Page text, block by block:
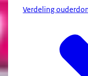
Verdeling